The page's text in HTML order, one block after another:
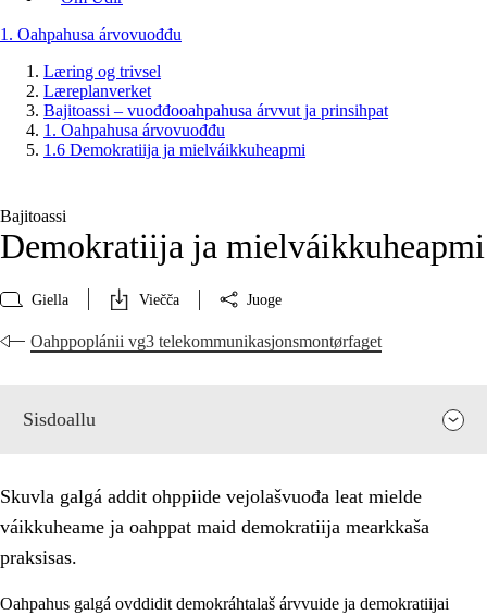
1. Oahpahusa árvovuođđu
Læring og trivsel
Læreplanverket
Bajitoassi – vuođđooahpahusa árvvut ja prinsihpat
1. Oahpahusa árvovuođđu
1.6 Demokratiija ja mielváikkuheapmi
Bajitoassi
Demokratiija ja mielváikkuheapmi
Giella Viečča Juoge
Oahppoplánii vg3 telekommunikasjonsmontørfaget
Sisdoallu
Skuvla galgá addit ohppiide vejolašvuođa leat mielde
váikkuheame ja oahppat maid demokratiija mearkkaša
praksisas.
Oahpahus galgá ovddidit demokráhtalaš árvvuide ja demokratiijai